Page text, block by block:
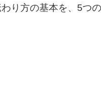
り方の基本を、5つ